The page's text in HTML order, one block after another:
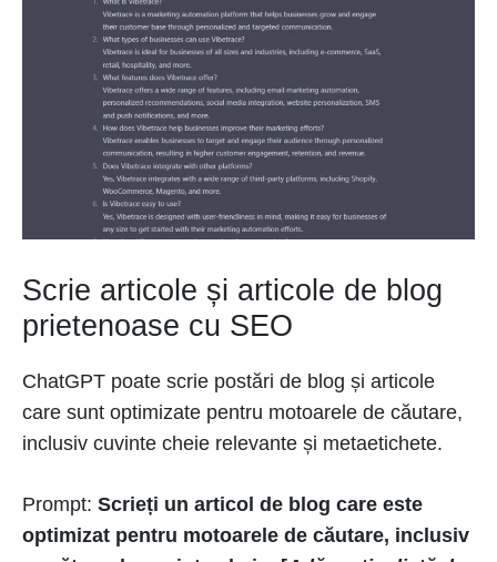
Scrie articole și articole de blog
prietenoase cu SEO
ChatGPT poate scrie postări de blog și articole
care sunt optimizate pentru motoarele de căutare,
inclusiv cuvinte cheie relevante și metaetichete.
Prompt: Scrieți un articol de blog care este
optimizat pentru motoarele de căutare, inclusiv